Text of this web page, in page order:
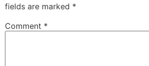
fields are marked *
Comment *